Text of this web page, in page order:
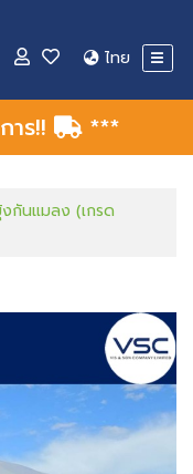
ไทย
ร!! ***
กันแมลง (เกรด